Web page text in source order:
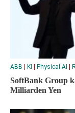
ABB KI Physical AI
SoftBank Group
Milliarden Yen